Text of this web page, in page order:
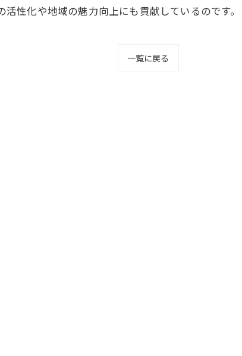
性化や地域の魅力向上にも貢献しているのです。
一覧に戻る